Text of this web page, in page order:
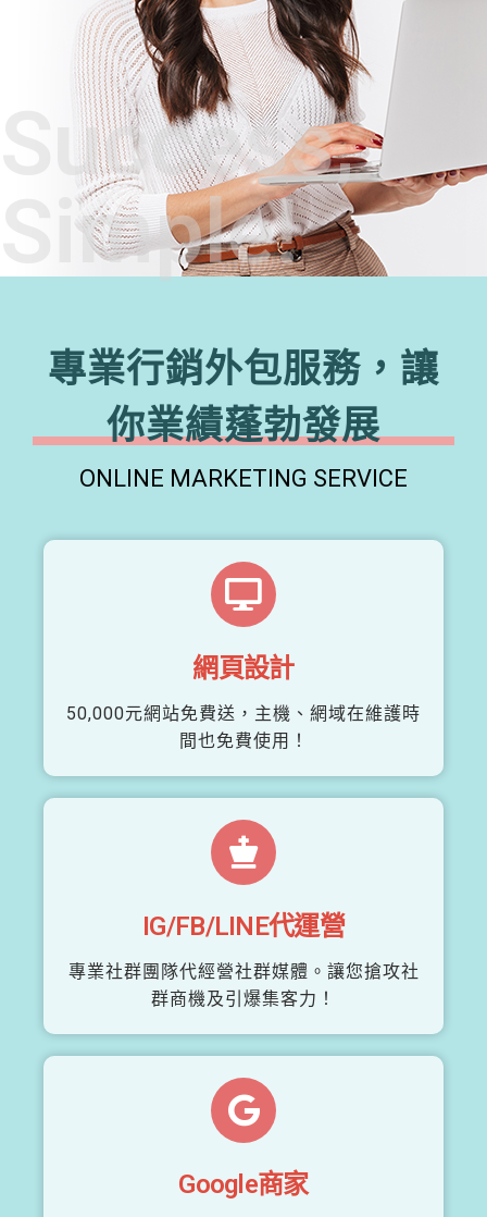
Success,
Simple!
專業行銷外包服務，讓
你業績蓬勃發展
ONLINE MARKETING SERVICE
網頁設計
50,000元網站免費送，主機、網域在維護時
間也免費使用！
IG/FB/LINE代運營
專業社群團隊代經營社群媒體。讓您搶攻社
群商機及引爆集客力！
Google商家